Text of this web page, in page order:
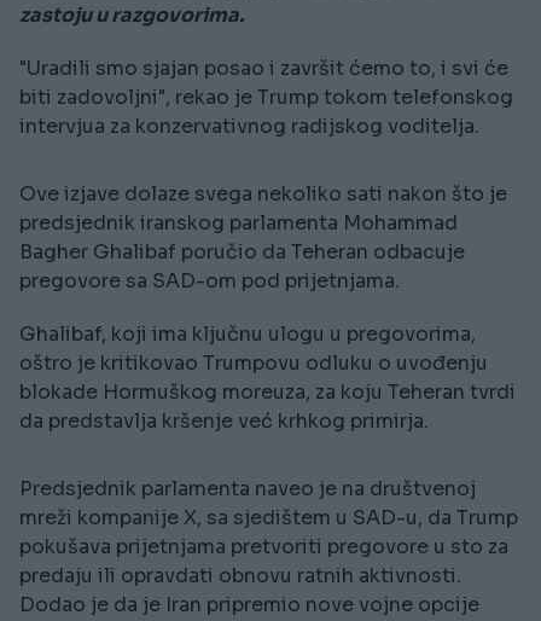
zastoju u razgovorima.
"Uradili smo sjajan posao i završit ćemo to, i svi će
biti zadovoljni", rekao je Trump tokom telefonskog
intervjua za konzervativnog radijskog voditelja.
Ove izjave dolaze svega nekoliko sati nakon što je
predsjednik iranskog parlamenta Mohammad
Bagher Ghalibaf poručio da Teheran odbacuje
pregovore sa SAD-om pod prijetnjama.
Ghalibaf, koji ima ključnu ulogu u pregovorima,
oštro je kritikovao Trumpovu odluku o uvođenju
blokade Hormuškog moreuza, za koju Teheran tvrdi
da predstavlja kršenje već krhkog primirja.
Predsjednik parlamenta naveo je na društvenoj
mreži kompanije X, sa sjedištem u SAD-u, da Trump
pokušava prijetnjama pretvoriti pregovore u sto za
predaju ili opravdati obnovu ratnih aktivnosti.
Dodao je da je Iran pripremio nove vojne opcije